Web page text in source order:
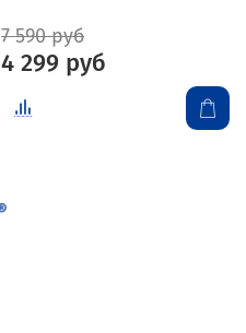
7 590 руб
4 299 руб